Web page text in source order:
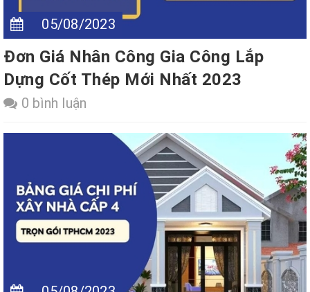
05/08/2023
Đơn Giá Nhân Công Gia Công Lắp
Dựng Cốt Thép Mới Nhất 2023
0 bình luận